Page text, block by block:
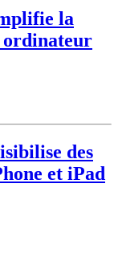
la
ordinateur
des
et iPad